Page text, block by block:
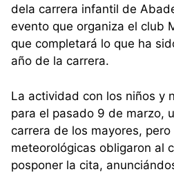
dela carrera infantil de
evento que organiza el club
que completará lo que ha
año de la carrera.
La actividad con los niños y
para el pasado 9 de marzo,
carrera de los mayores,
meteorológicas obligaron al
posponer la cita,